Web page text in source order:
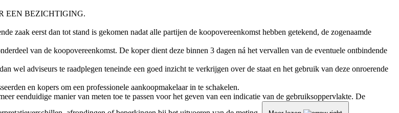
EEN BEZICHTIGING.
zaak eerst dan tot stand is gekomen nadat alle partijen de koopovereenkomst hebben getekend, de zogenaamde
van de koopovereenkomst. De koper dient deze binnen 3 dagen ná het vervallen van de eventuele ontbindende
wel adviseurs te raadplegen teneinde een goed inzicht te verkrijgen over de staat en het gebruik van deze onroerende
en kopers om een professionele aankoopmakelaar in te schakelen.
eenduidige manier van meten toe te passen voor het geven van een indicatie van de gebruiksoppervlakte. De